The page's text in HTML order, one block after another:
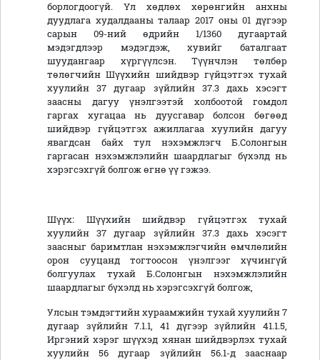
борлогдоогүй. Үл хөдлөх хөрөнгийн анхны
дуудлага худалдааны талаар 2017 оны 01 дүгээр
сарын 09-ний өдрийн 1/1360 дугаартай
мэдэгдлээр мэдэгдэж, хувийг баталгаат
шуудангаар хүргүүлсэн. Түүнчлэн төлбөр
төлөгчийн Шүүхийн шийдвэр гүйцэтгэх тухай
хуулийн 37 дугаар зүйлийн 37.3 дахь хэсэгт
заасны дагуу үнэлгээтэй холбоотой гомдол
гаргах хугацаа нь дуусгавар болсон бөгөөд
шийдвэр гүйцэтгэх ажиллагаа хуулийн дагуу
явагдсан байх тул нэхэмжлэгч Б.Солонгын
гаргасан нэхэмжлэлийн шаардлагыг бүхэлд нь
хэрэгсэхгүй болгож өгнө үү гэжээ.
Шүүх: Шүүхийн шийдвэр гүйцэтгэх тухай
хуулийн 37 дугаар зүйлийн 37.3 дахь хэсэгт
заасныг баримтлан нэхэмжлэгчийн өмчлөлийн
орон сууцанд тогтоосон үнэлгээг хүчингүй
болгуулах тухай Б.Солонгын нэхэмжлэлийн
шаардлагыг бүхэлд нь хэрэгсэхгүй болгож,
Улсын тэмдэгтийн хураамжийн тухай хуулийн 7
дугаар зүйлийн 7.1.1, 41 дүгээр зүйлийн 41.1.5,
Иргэний хэрэг шүүхэд хянан шийдвэрлэх тухай
хуулийн 56 дугаар зүйлийн 56.1-д зааснаар